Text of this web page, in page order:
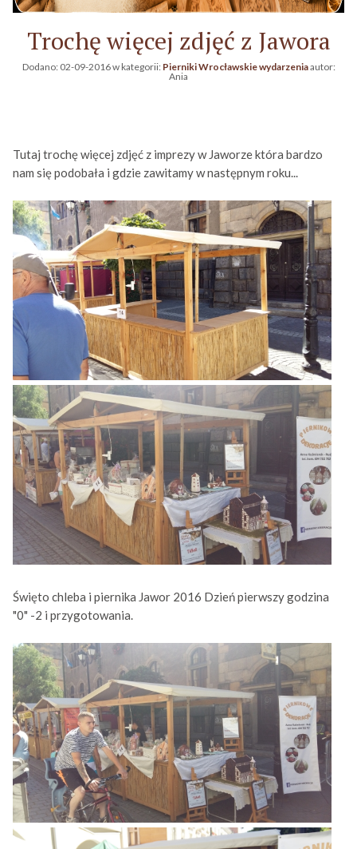
Trochę więcej zdjęć z Jawora
Dodano: 02-09-2016w kategorii: Pierniki Wrocławskie wydarzeniaautor:
Ania
Tutaj trochę więcej zdjęć z imprezy w Jaworze która bardzo
nam się podobała i gdzie zawitamy w następnym roku...
Święto chleba i piernika Jawor 2016 Dzień pierwszy godzina
"0" -2 i przygotowania.